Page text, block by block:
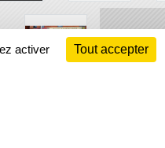
activer Tout accepter